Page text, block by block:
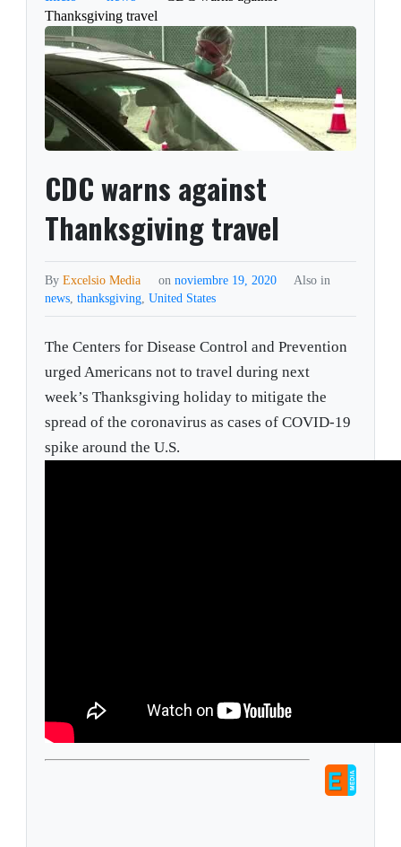
Thanksgiving travel
CDC warns against
Thanksgiving travel
ByExcelsio Media on noviembre 19, 2020
Also in
news,thanksgiving,United States
The Centers for Disease Control and Prevention
urged Americans not to travel during next
week’s Thanksgiving holiday to mitigate the
spread of the coronavirus as cases of COVID-19
spike around the U.S.